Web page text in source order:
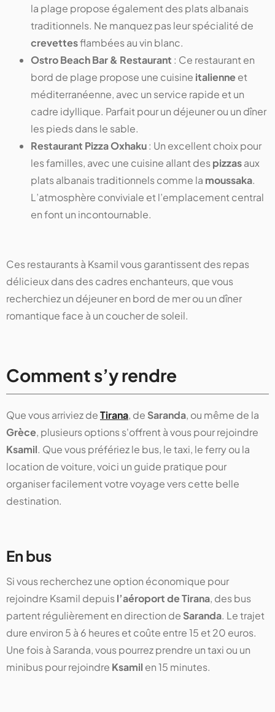
la plage propose également des plats albanais
traditionnels. Ne manquez pas leur spécialité de
crevettesflambées au vin blanc.
Ostro Beach Bar & Restaurant : Ce restaurant en
bord de plage propose une cuisine italienneet
méditerranéenne, avec un service rapide et un
cadre idyllique. Parfait pour un déjeuner ou un dîner
les pieds dans le sable.
Restaurant Pizza Oxhaku: Un excellent choix pour
les familles, avec une cuisine allant despizzasaux
plats albanais traditionnels comme la moussaka.
L’atmosphère conviviale et l’emplacement central
en font un incontournable.
Ces restaurants à Ksamil vous garantissent des repas
délicieux dans des cadres enchanteurs, que vous
recherchiez un déjeuner en bord de mer ou un dîner
romantique face à un coucher de soleil.
Comment s’y rendre
Que vous arriviez deTirana, de Saranda, ou même de la
Grèce, plusieurs options s'offrent à vous pour rejoindre
Ksamil. Que vous préfériez le bus, le taxi, le ferry ou la
location de voiture, voici un guide pratique pour
organiser facilement votre voyage vers cette belle
destination.
En bus
Si vous recherchez une option économique pour
rejoindre Ksamil depuisl’aéroport de Tirana, des bus
partent régulièrement en direction de Saranda. Le trajet
dure environ 5 à 6 heures et coûte entre 15 et 20 euros.
Une fois à Saranda, vous pourrez prendre un taxi ou un
minibus pour rejoindre Ksamil en 15 minutes.